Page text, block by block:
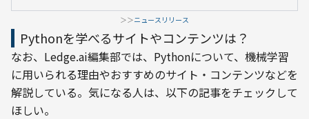
＞＞ニュースリリース
Pythonを学べるサイトやコンテンツは？
なお、Ledge.ai編集部では、Pythonについて、機械学習
に用いられる理由やおすすめのサイト・コンテンツなどを
解説している。気になる人は、以下の記事をチェックして
ほしい。